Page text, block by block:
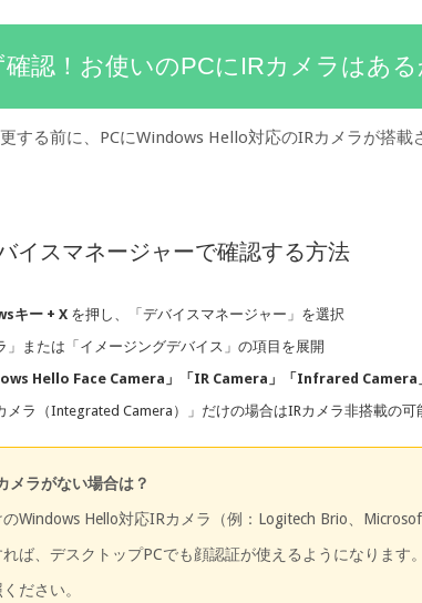
確認！お使いのPCにIRカメラはある
する前に、PCにWindows Hello対応のIRカメラが搭載
イスマネージャーで確認する方法
キー + Xを押し、「デバイスマネージャー」を選択
」または「イメージングデバイス」の項目を展開
Hello Face Camera」「IR Camera」「Infrared Camera
メラ（Integrated Camera）」だけの場合はIRカメラ非搭載の可
メラがない場合は？
Windows Hello対応IRカメラ（例：Logitech Brio、
れば、デスクトップPCでも顔認証が使えるようになります
ださい。